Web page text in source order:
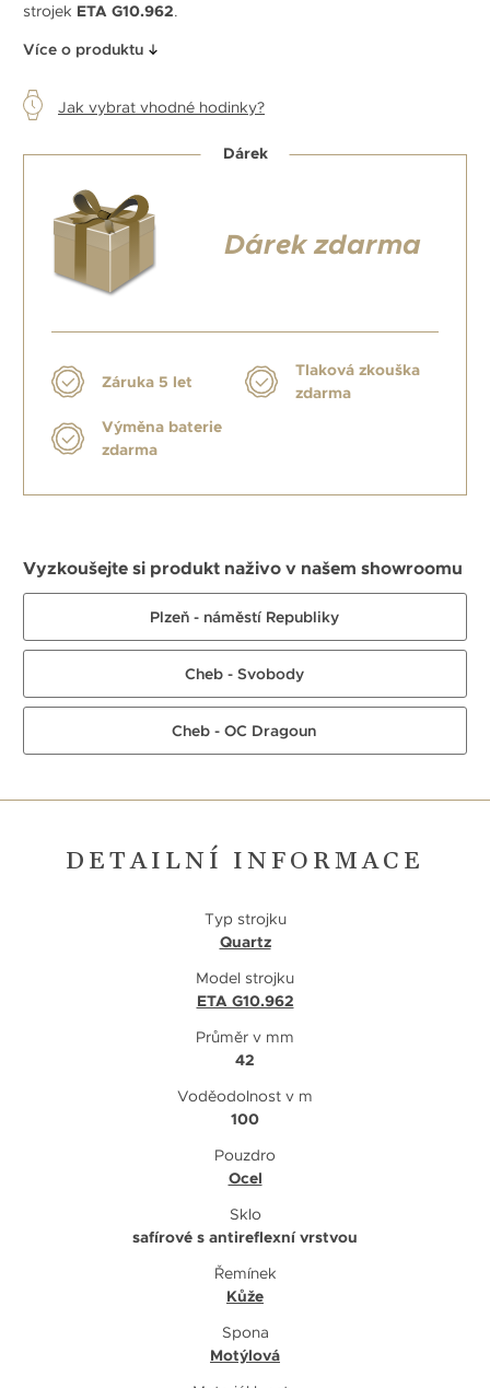
strojek ETA G10.962.
Více o produktu
Jak vybrat vhodné hodinky?
Dárek
Dárek zdarma
Záruka 5 let
Tlaková zkouška
zdarma
Výměna baterie
zdarma
Vyzkoušejte si produkt naživo v našem showroomu
Plzeň - náměstí Republiky
Cheb - Svobody
Cheb - OC Dragoun
DETAILNÍ INFORMACE
Typ strojku
Quartz
Model strojku
ETA G10.962
Průměr v mm
42
Voděodolnost v m
100
Pouzdro
Ocel
Sklo
safírové s antireflexní vrstvou
Řemínek
Kůže
Spona
Motýlová